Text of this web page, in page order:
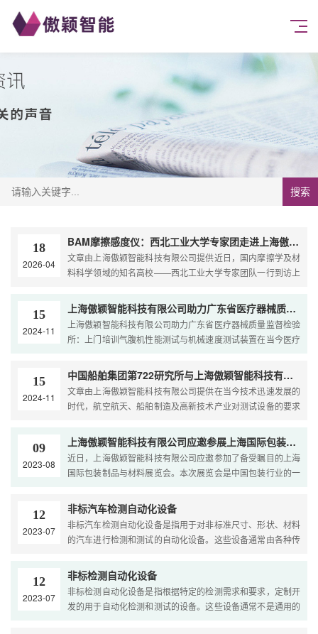
搜索
18
2026-04
BAM摩擦感度仪：西北工业大学专家团走进上海傲颖智能，共筑含能材料安全防线
文章由上海傲颖智能科技有限公司提供近日，国内摩擦学及材
料科学领域的知名高校——西北工业大学专家团队一行到访上
15
2024-11
上海傲颖智能科技有限公司助力广东省医疗器械质量监督检验所：上门培训气腹机性能测试与机械速度测试装置
上海傲颖智能科技有限公司助力广东省医疗器械质量监督检验
所：上门培训气腹机性能测试与机械速度测试装置在当今医疗
15
2024-11
中国船舶集团第722研究所与上海傲颖智能科技有限公司深入探讨真空衰减测试仪
文章由上海傲颖智能科技有限公司提供在当今技术迅速发展的
时代，航空航天、船舶制造及高新技术产业对测试设备的要求
海...
09
2023-08
上海傲颖智能科技有限公司应邀参展上海国际包装制品与材料展览会现场
近日，上海傲颖智能科技有限公司应邀参加了备受瞩目的上海
国际包装制品与材料展览会。本次展览会是中国包装行业的一
12
2023-07
非标汽车检测自动化设备
非标汽车检测自动化设备是指用于对非标准尺寸、形状、材料
的汽车进行检测和测试的自动化设备。这些设备通常由各种传
12
2023-07
非标检测自动化设备
非标检测自动化设备是指根据特定的检测需求和要求，定制开
发的用于自动化检测和测试的设备。这些设备通常不是通用的